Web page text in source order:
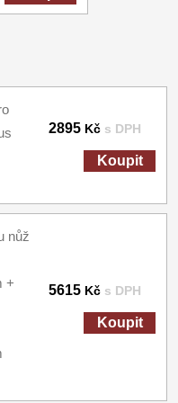
2895 Kč s DPH
Koupit
nůž
+
5615 Kč s DPH
Koupit